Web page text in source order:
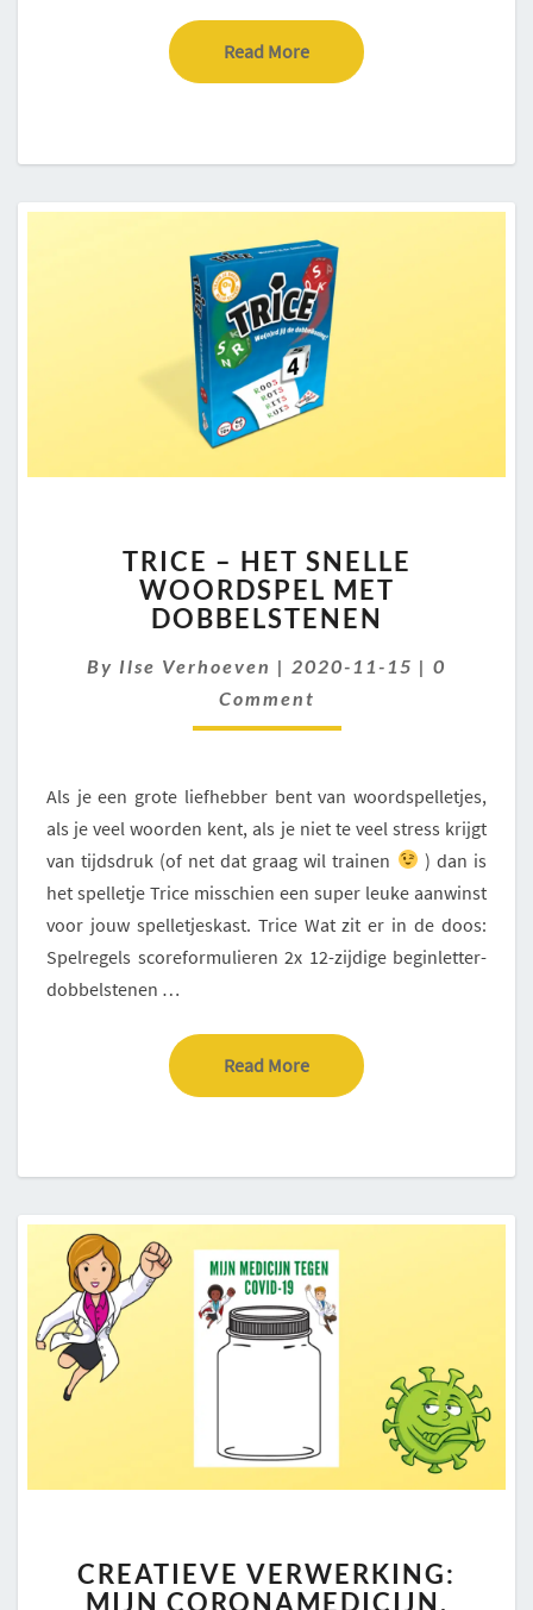
Read MoreRead More
–
HET
SNELLE
MET
DOBBELSTENEN
TRICE – HET SNELLE
WOORDSPEL MET
DOBBELSTENEN
By Ilse Verhoeven | 2020-11-15 | 0
Comment
Als je een grote liefhebber bent van woordspelletjes,
als je veel woorden kent, als je niet te veel stress krijgt
van tijdsdruk (of net dat graag wil trainen
) dan is
het spelletje Trice misschien een super leuke aanwinst
voor jouw spelletjeskast. Trice Wat zit er in de doos:
Spelregels scoreformulieren 2x 12-zijdige beginletter-
dobbelstenen …
Read MoreRead More
VERWERKING:
MIJN
CREATIEVE VERWERKING:
MIJN CORONAMEDICIJN.